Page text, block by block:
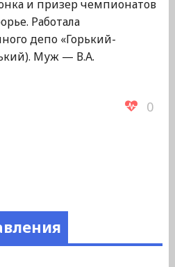
и призер чемпионатов
Работала
депо «Горький-
Муж — В.А.
0